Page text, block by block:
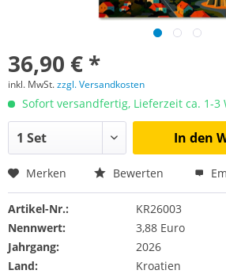
36,90 € *
inkl. MwSt.zzgl. Versandkosten
Sofort versandfertig, Lieferzeit ca. 1-3
In den
Merken Bewerten
Artikel-Nr.:
KR26003
Nennwert:
3,88 Euro
Jahrgang:
2026
Land:
Kroatien